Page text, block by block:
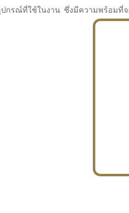
กรณ์ที่ใช้ในงาน ซึ่งมีความพร้อมที่จ